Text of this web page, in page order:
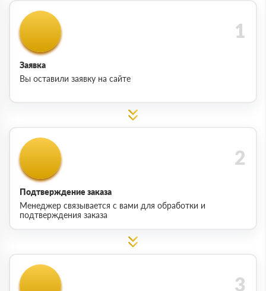
Заявка
Вы оставили заявку на сайте
Подтверждение заказа
Менеджер связывается с вами для обработки и
подтверждения заказа